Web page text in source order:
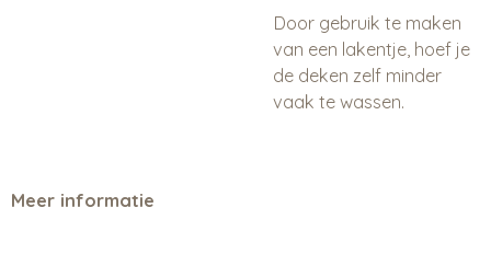
Door gebruik te maken
van een lakentje, hoef je
de deken zelf minder
vaak te wassen.
Meer informatie